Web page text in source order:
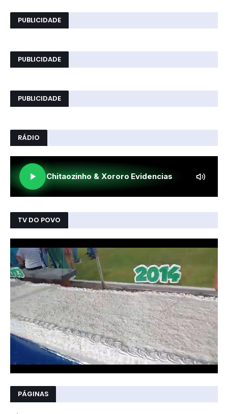
PUBLICIDADE
PUBLICIDADE
PUBLICIDADE
RÁDIO
TV DO POVO
PÁGINAS